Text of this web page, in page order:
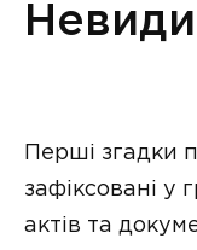
Перші згадки
зафіксовані у
актів та